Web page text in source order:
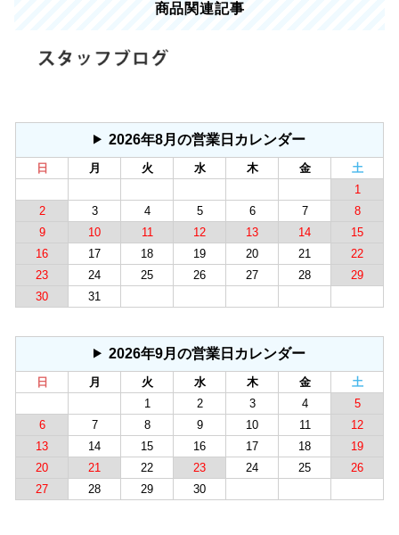
商品関連記事
2026年8月の営業日カレンダー
日 月 火 水 木 金
土
1
2
3 4 5 6 7
8
9
10 11 12 13 14
15
16
17 18 19 20 21
22
23
24 25 26 27 28
29
30
31
2026年9月の営業日カレンダー
日 月 火 水 木 金
土
1
2 3 4
5
6
7 8 9 10 11
12
13
14 15 16 17 18
19
20
21 22 23 24 25
26
27
28 29 30